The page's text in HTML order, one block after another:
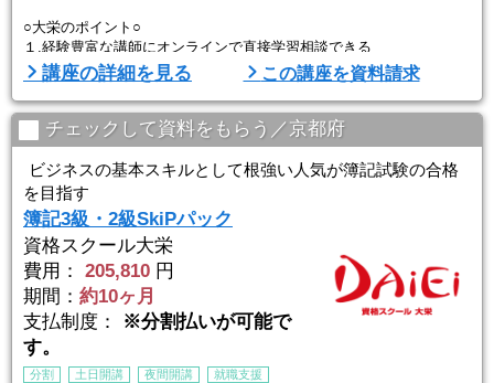
○大栄のポイント○
１.経験豊富な講師にオンラインで直接学習相談できる
学習面のお悩みも経験豊富な講師がその場で解決！！あらゆる学習相
談について一人ひとり丁寧にアドバイスいたしますので、試験直前で
焦ることなくスキルアップできます！
2.全国約100拠点で通学でもオンラインでも通いやすい
大栄は全国100拠点以上の校舎を展開。平日の朝10時30分から夜21時
まで、土日も開講してい ...
講座の詳細を見る この講座を資料請求
チェックして資料をもらう／京都府
ビジネスの基本スキルとして根強い人気が簿記試験の合格
を目指す
簿記3級・2級SkiPパック
資格スクール大栄
費用：
205,810 円
期間： 約10ヶ月
支払制度：
※分割払いが可能で
す。
分割 土日開講 夜間開講
就職支援